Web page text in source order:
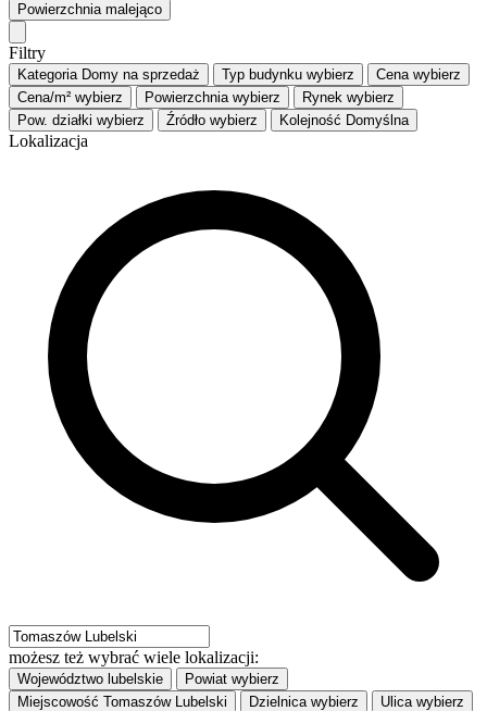
Powierzchnia malejąco
Filtry
Kategoria Domy na sprzedaż Typ budynku wybierz Cena wybierz
Cena/m² wybierz Powierzchnia wybierz Rynek wybierz
Pow. działki wybierz Źródło wybierz Kolejność Domyślna
Lokalizacja
możesz też wybrać wiele lokalizacji:
Województwo lubelskie Powiat wybierz
Miejscowość Tomaszów Lubelski Dzielnica wybierz Ulica wybierz